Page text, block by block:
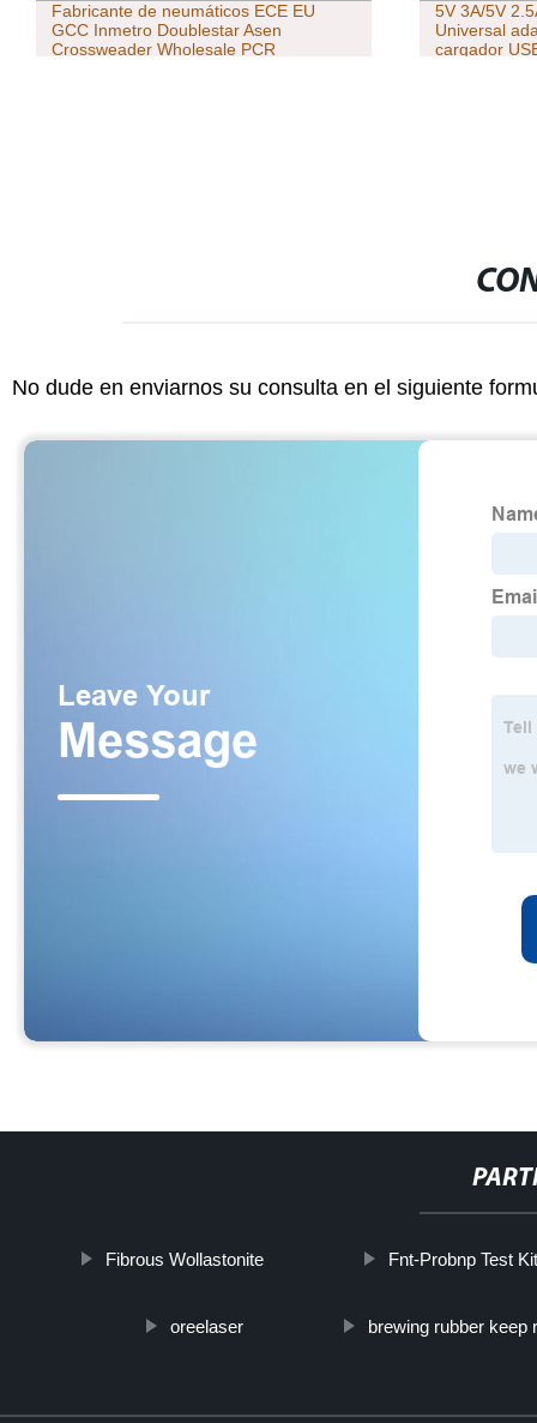
Fabricante de neumáticos ECE EU
GCC Inmetro Doublestar Asen
Crossweader Wholesale PCR
5V 3A/5V
Universal
cargador
No dude en enviarnos su consulta en el siguiente
Fibrous Wollastonite Fnt-Probnp Test Kit
oreelaser brewing rubber keep